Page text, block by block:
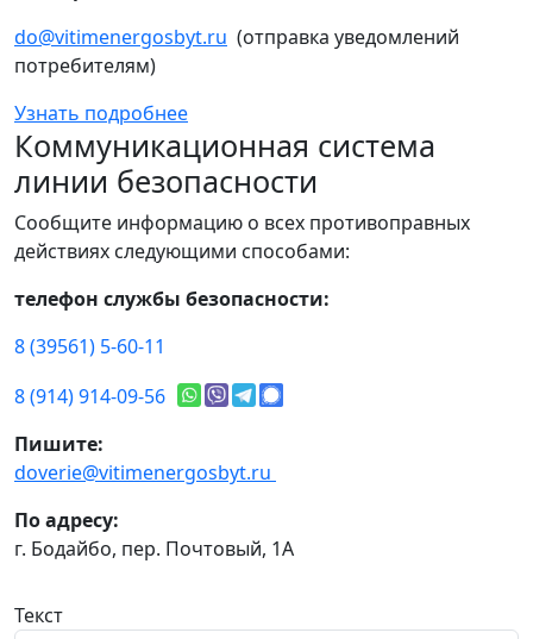
do@vitimenergosbyt.ru (отправка уведомлений
потребителям)
Узнать подробнее
Коммуникационная система
линии безопасности
Сообщите информацию о всех противоправных
действиях следующими способами:
телефон службы безопасности:
8 (39561) 5-60-11
8 (914) 914-09-56
Пишите:
doverie@vitimenergosbyt.ru
По адресу:
г. Бодайбо, пер. Почтовый, 1А
Текст